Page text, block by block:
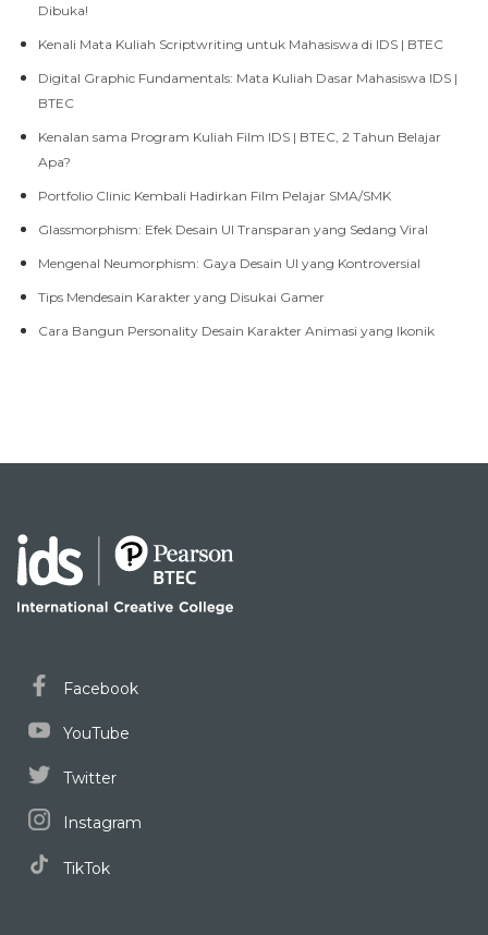
Dibuka!
Kenali Mata Kuliah Scriptwriting untuk Mahasiswa di IDS | BTEC
Digital Graphic Fundamentals: Mata Kuliah Dasar Mahasiswa IDS |
BTEC
Kenalan sama Program Kuliah Film IDS | BTEC, 2 Tahun Belajar
Apa?
Portfolio Clinic Kembali Hadirkan Film Pelajar SMA/SMK
Glassmorphism: Efek Desain UI Transparan yang Sedang Viral
Mengenal Neumorphism: Gaya Desain UI yang Kontroversial
Tips Mendesain Karakter yang Disukai Gamer
Cara Bangun Personality Desain Karakter Animasi yang Ikonik
Facebook
YouTube
Twitter
Instagram
TikTok